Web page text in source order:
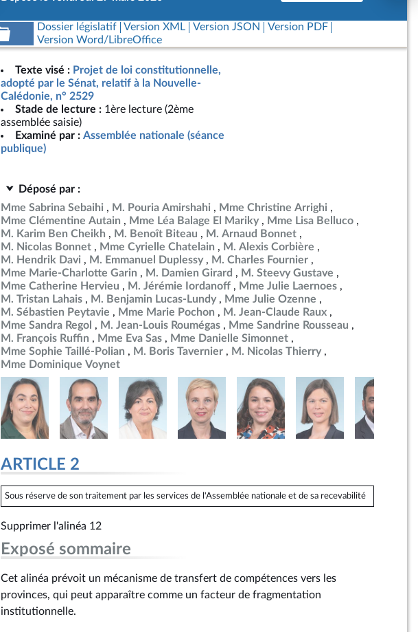
Dossier législatif Version XML Version JSON
Version PDF
Version Word/LibreOffice
Texte visé : Projet de loi constitutionnelle,
adopté par le Sénat, relatif à la Nouvelle-
Calédonie, n° 2529
Stade de lecture : 1ère lecture (2ème
assemblée saisie)
Examiné par : Assemblée nationale (séance
publique)
Déposé par :
Mme Sabrina Sebaihi
M. Pouria Amirshahi
Mme Christine Arrighi
Mme Clémentine Autain
Mme Léa Balage El Mariky
Mme Lisa Belluco
M. Karim Ben Cheikh
M. Benoît Biteau
M. Arnaud Bonnet
M. Nicolas Bonnet
Mme Cyrielle Chatelain
M. Alexis Corbière
M. Hendrik Davi
M. Emmanuel Duplessy
M. Charles Fournier
Mme Marie-Charlotte Garin
M. Damien Girard
M. Steevy Gustave
Mme Catherine Hervieu
M. Jérémie Iordanoff
Mme Julie Laernoes
M. Tristan Lahais
M. Benjamin Lucas-Lundy
Mme Julie Ozenne
M. Sébastien Peytavie
Mme Marie Pochon
M. Jean-Claude Raux
Mme Sandra Regol
M. Jean-Louis Roumégas
Mme Sandrine Rousseau
M. François Ruffin
Mme Eva Sas
Mme Danielle Simonnet
Mme Sophie Taillé-Polian
M. Boris Tavernier
M. Nicolas Thierry
Mme Dominique Voynet
ARTICLE 2
Sous réserve de son traitement par les services de l'Assemblée nationale et de sa recevabilité
Supprimer l'alinéa 12
Exposé sommaire
Cet alinéa prévoit un mécanisme de transfert de compétences vers les
provinces, qui peut apparaître comme un facteur de fragmentation
institutionnelle.